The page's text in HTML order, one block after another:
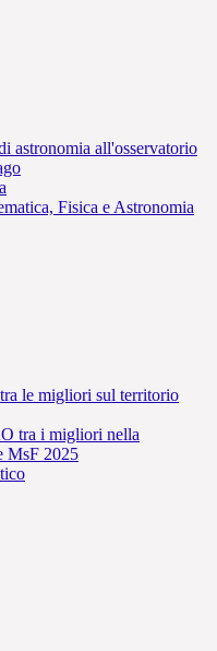
astronomia all'osservatorio
Fisica e Astronomia
le migliori sul territorio
tra i migliori nella
MsF 2025